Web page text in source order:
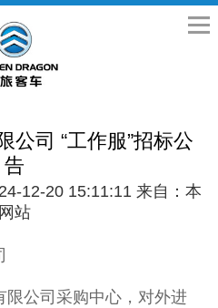
公司 “工作服”招标公
告
12-20 15:11:11 来自：本
网站
限公司采购中心，对外进